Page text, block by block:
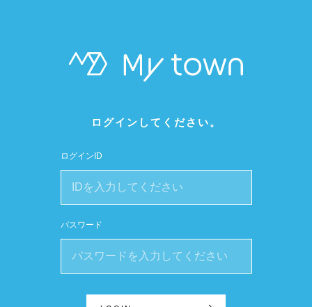
ログインしてください。
ログインID
パスワード